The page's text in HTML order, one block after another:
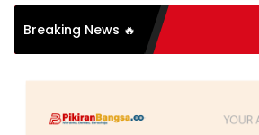
Breaking News 🔥
Organisasi: Antara
dan Substansi